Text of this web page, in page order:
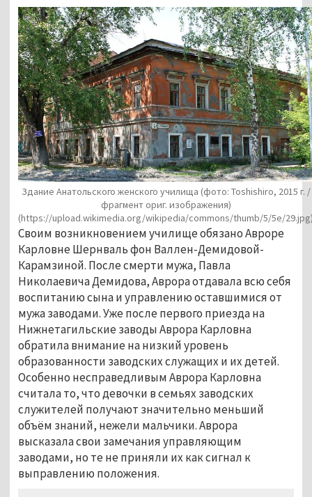
Здание Анатольского женского училища (фото: Toshishiro, 2015 г. /
фрагмент ориг. изображения)
(https://upload.wikimedia.org/wikipedia/commons/thumb/5/5e/
Своим возникновением училище обязано Авроре
Карловне Шернваль фон Валлен-Демидовой-
Карамзиной. После смерти мужа, Павла
Николаевича Демидова, Аврора отдавала всю себя
воспитанию сына и управлению оставшимися от
мужа заводами. Уже после первого приезда на
Нижнетагильские заводы Аврора Карловна
обратила внимание на низкий уровень
образованности заводских служащих и их детей.
Особенно несправедливым Аврора Карловна
считала то, что девочки в семьях заводских
служителей получают значительно меньший
объём знаний, нежели мальчики. Аврора
высказала свои замечания управляющим
заводами, но те не приняли их как сигнал к
выправлению положения.